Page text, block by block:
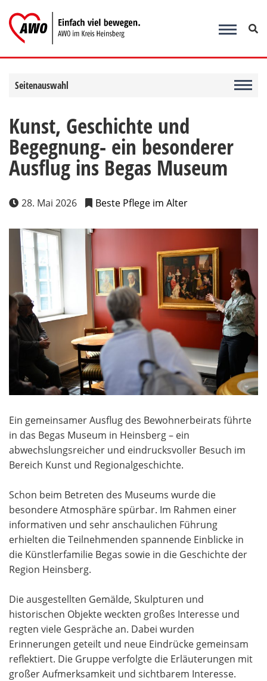
Inhalt
springen
Seitenauswahl
Kunst, Geschichte und
Begegnung- ein besonderer
Ausflug ins Begas Museum
28. Mai 2026 Beste Pflege im Alter
Ein gemeinsamer Ausflug des Bewohnerbeirats führte
in das Begas Museum in Heinsberg – ein
abwechslungsreicher und eindrucksvoller Besuch im
Bereich Kunst und Regionalgeschichte.
Schon beim Betreten des Museums wurde die
besondere Atmosphäre spürbar. Im Rahmen einer
informativen und sehr anschaulichen Führung
erhielten die Teilnehmenden spannende Einblicke in
die Künstlerfamilie Begas sowie in die Geschichte der
Region Heinsberg.
Die ausgestellten Gemälde, Skulpturen und
historischen Objekte weckten großes Interesse und
regten viele Gespräche an. Dabei wurden
Erinnerungen geteilt und neue Eindrücke gemeinsam
reflektiert. Die Gruppe verfolgte die Erläuterungen mit
großer Aufmerksamkeit und sichtbarem Interesse.